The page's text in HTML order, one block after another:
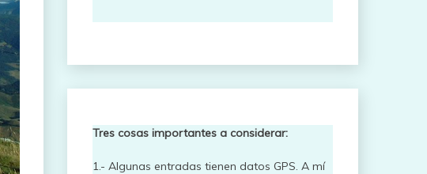
Tres cosas importantes a considerar:
1.- Algunas entradas tienen datos GPS. A mí